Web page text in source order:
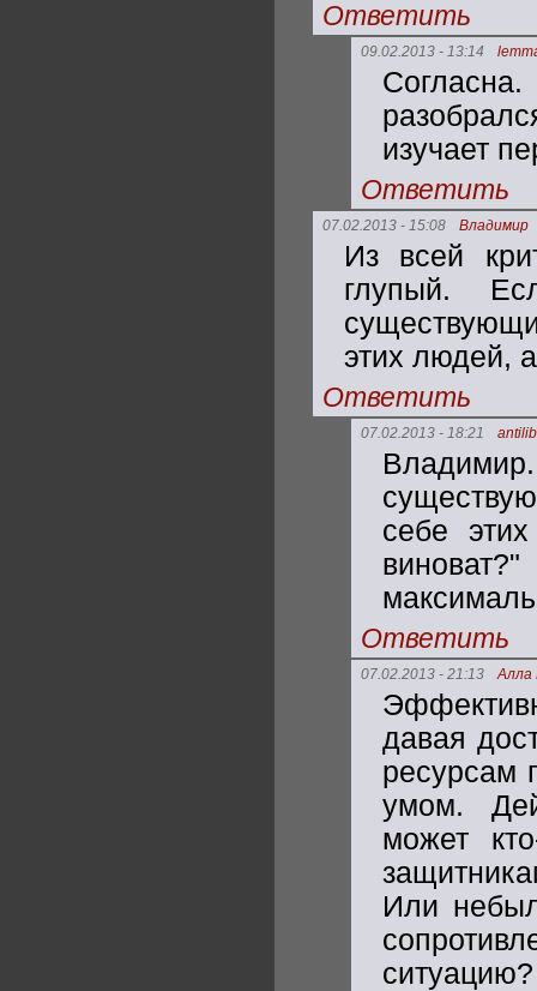
Ответить
09.02.2013 - 13:14
изучает
Ответить
07.02.2013 - 15:08 Владимир
Из всей
глупый.
этих людей,
Ответить
07.02.2013 - 18:21
себе
Ответить
07.02.2013 - 21:13 Алла
давая
ресурсам
умом.
может
Или